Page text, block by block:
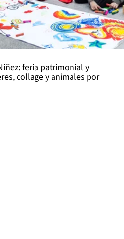
feria patrimonial y
collage y animales por